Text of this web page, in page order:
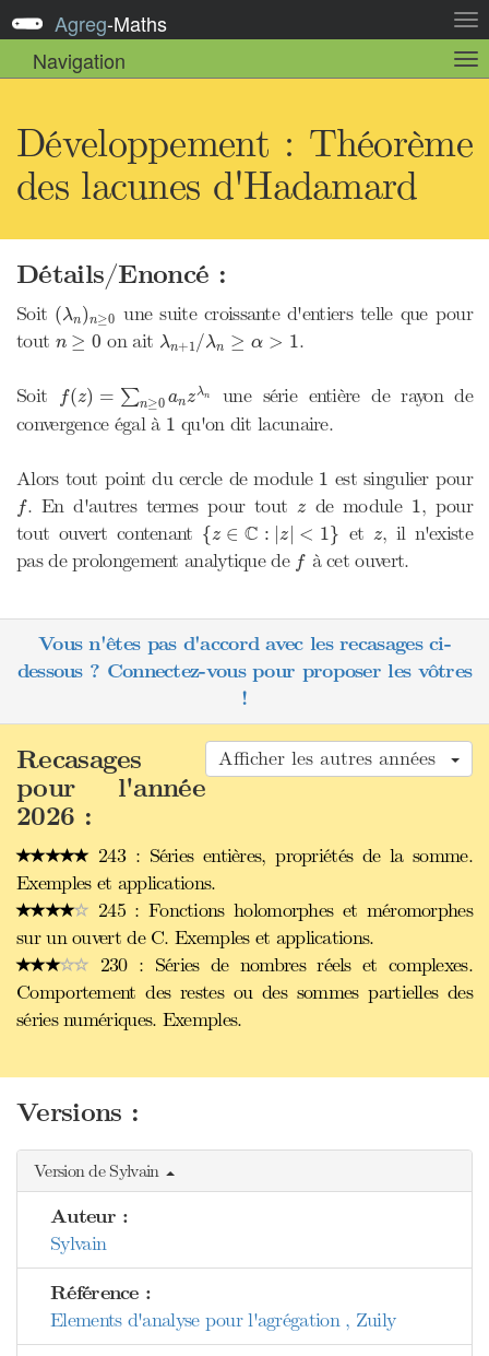
la
Agreg-Maths
Navigation
la
Développement : Théorème
des lacunes d'Hadamard
Détails/Enoncé :
Soit (λn)n≥0
( λ n)
une suite croissante d'entiers telle que pour
tout n ≥ 0
n ≥0 on ait λn+1 /λn ≥ α > 1
λ 1 / n≥ >1 .
Soit f(z) = ∑n≥0 anzλn
(z )= n≥0
une série entière de rayon de
convergence égal à 1
1 qu'on dit lacunaire.
Alors tout point du cercle de module 1
1 est singulier pour
f
f . En d'autres termes pour toutz
z de module 1
1 , pour
tout ouvert contenant {z ∈ C : |z < 1}
{ z ∈ C:| z |<1 } et z
z, il n'existe
pas de prolongement analytique de f
f à cet ouvert.
Vous n'êtes pas d'accord avec les recasages ci-
dessous ? Connectez-vous pour proposer les vôtres
!
Afficher les autres années
Recasages
pour l'année
2026 :
243 : Séries entières, propriétés de la somme.
Exemples et applications.
245 : Fonctions holomorphes et méromorphes
sur un ouvert de C. Exemples et applications.
230 : Séries de nombres réels et complexes.
Comportement des restes ou des sommes partielles des
séries numériques. Exemples.
Versions :
Version de Sylvain
Auteur :
Sylvain
Référence :
Elements d'analyse pour l'agrégation , Zuily